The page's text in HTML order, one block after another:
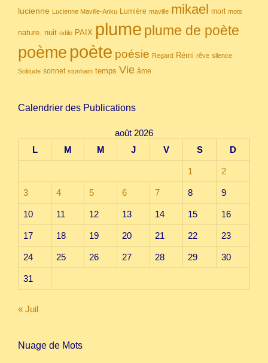
lucienne Lucienne Maville-Anku Lumière maville mikael mort mots
nature. nuit odile PAIX plume plume de poète
poème poète poésie Regard Rémi rêve silence
Solitude sonnet stonham temps Vie âme
Calendrier des Publications
août 2026
L
M M J V S D
1 2
3 4 5 6 7 8 9
10 11 12 13 14 15 16
17 18 19 20 21 22 23
24 25 26 27 28 29 30
31
« Juil
Nuage de Mots